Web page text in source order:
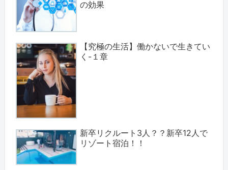
の効果
【究極の生活】働かないで生きてい
く-１章
新卒リクルート3人？？新卒12人で
リゾート宿泊！！